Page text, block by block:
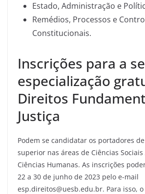
Estado, Administração e
Remédios, Processos e
Constitucionais.
Inscrições para a
especialização
Direitos
Justiça
Podem se candidatar os portadores
superior nas áreas de Ciências
Ciências Humanas. As inscrições
22 a 30 de junho de 2023 pelo e-mail
esp.direitos@uesb.edu.br. Para isso,